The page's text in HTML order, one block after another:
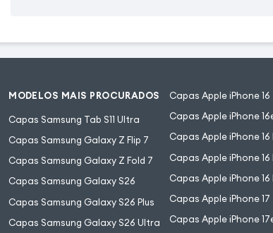
MODELOS MAIS PROCURADOS
Capas Samsung Tab S11 Ultra
Capas Samsung Galaxy Z Flip 7
Capas Samsung Galaxy Z Fold 7
Capas Samsung Galaxy S26
Capas Samsung Galaxy S26 Plus
Capas Samsung Galaxy S26 Ultra
Capas Apple iPhone 16
Capas Apple iPhone
Capas Apple iPhone 16
Capas Apple iPhone 16
Capas Apple iPhone 16
Capas Apple iPhone 17
Capas Apple iPhone